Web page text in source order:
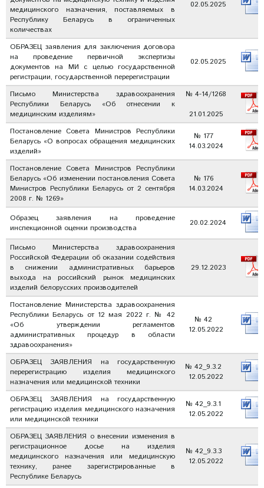
медицинского назначения, поставляемых в
Республику Беларусь в ограниченных
количествах
02.05.2025
ОБРАЗЕЦ заявления для заключения договора
на проведение первичной экспертизы
документов на МИ с целью государственной
регистрации, государственной перерегистрации
02.05.2025
Письмо Министерства здравоохранения
Республики Беларусь «Об отнесении к
медицинским изделиям»
№ 4-14/1268
21.01.2025
Постановление Совета Министров Республики
Беларусь «О вопросах обращения медицинских
изделий»
№ 177
14.03.2024
Постановление Совета Министров Республики
Беларусь «Об изменении постановления Совета
Министров Республики Беларусь от 2 сентября
2008 г. № 1269»
№ 176
14.03.2024
Образец заявления на проведение
инспекционной оценки производства
20.02.2024
Письмо Министерства здравоохранения
Российской Федерации об оказании содействия
в снижении административных барьеров
выхода на российский рынок медицинских
изделий белорусских производителей
29.12.2023
Постановление Министерства здравоохранения
Республики Беларусь от 12 мая 2022 г. № 42
«Об утверждении регламентов
административных процедур в области
здравоохранения»
№ 42
12.05.2022
ОБРАЗЕЦ ЗАЯВЛЕНИЯ на государственную
перерегистрацию изделия медицинского
назначения или медицинской техники
№ 42_9.3.2
12.05.2022
ОБРАЗЕЦ ЗАЯВЛЕНИЯ на государственную
регистрацию изделия медицинского назначения
или медицинской техники
№ 42_9.3.1
12.05.2022
ОБРАЗЕЦ ЗАЯВЛЕНИЯ о внесении изменения в
регистрационное досье на изделия
медицинского назначения или медицинскую
технику, ранее зарегистрированные в
Республике Беларусь
№ 42_9.3.3
12.05.2022